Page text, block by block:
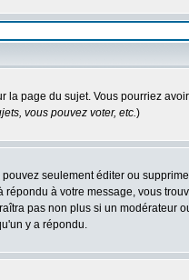
la page du sujet. Vous pourriez
vous pouvez voter, etc.)
seulement éditer ou
à votre message, vous
pas non plus si un
y a répondu.